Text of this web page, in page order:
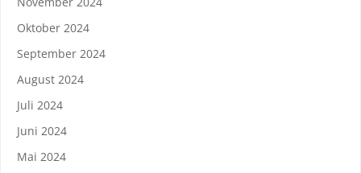
Oktober 2024
September 2024
August 2024
Juli 2024
Juni 2024
Mai 2024